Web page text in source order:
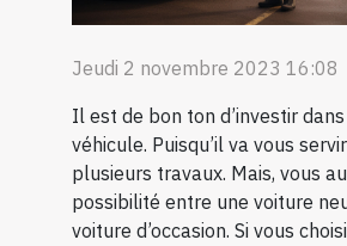
Jeudi 2 novembre 2023 16:08
Il est de bon ton d’investir
véhicule. Puisqu’il va vous
plusieurs travaux. Mais, vous
possibilité entre une voiture
voiture d’occasion. Si vous